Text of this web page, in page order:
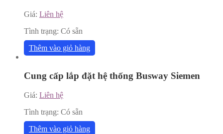
Giá: Liên hệ
Tình trạng: Có sẵn
Thêm vào giỏ hàng
Cung cấp lắp đặt hệ thống Busway Siemen
Giá: Liên hệ
Tình trạng: Có sẵn
Thêm vào giỏ hàng